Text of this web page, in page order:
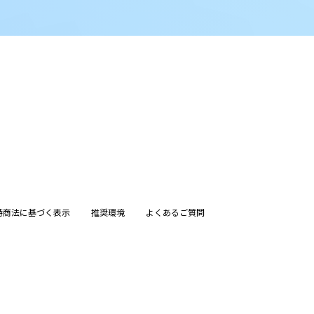
商法に基づく表示 推奨環境 よくあるご質問